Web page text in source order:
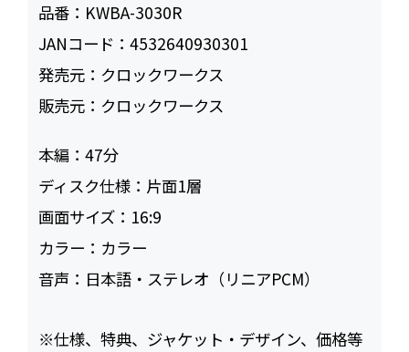
品番： KWBA-3030R
JANコード：4532640930301
発売元： クロックワークス
販売元： クロックワークス
本編：47
ディスク仕様： 片面1層
画面サイズ： 16:9
カラー： カラー
音声： 日本語・ステレオ（リニアPCM）
※仕様、特典、ジャケット・デザイン、価格等